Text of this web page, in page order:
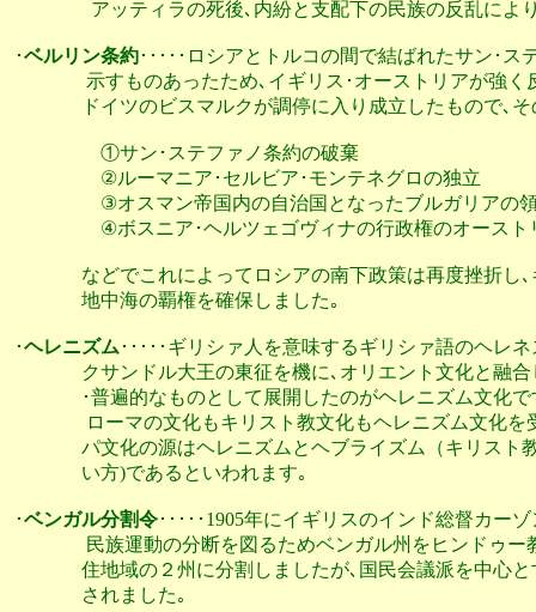
アッティラの死後､内紛と支配下の民族の反乱に
･ベルリン条約･････ロシアとトルコの間で結ばれたサン･
示すものあったため､イギリス･オーストリアが
ドイツのビスマルクが調停に入り成立したもので､
                   ①サン･ステファノ条約の破棄
                   ②ルーマニア･セルビア･モンテネグロの独立
③オスマン帝国内の自治国となったブルガリアの
④ボスニア･ヘルツェゴヴィナの行政権のオース
などでこれによってロシアの南下政策は再度挫
               地中海の覇権を確保しました｡
･ヘレニズム ･････ギリシァ人を意味するギリシァ語のヘレ
クサンドル大王の東征を機に､オリエント文化と
･普遍的なものとして展開したのがヘレニズム文化
ローマの文化もキリスト教文化もヘレニズム文
パ文化の源はヘレニズムとヘブライズム（キリ
               い方)であるといわれます｡
･ベンガル分割令･････1905年にイギリスのインド総督カー
民族運動の分断を図るためベンガル州をヒンド
住地域の２州に分割しましたが､国民会議派を中
               されました｡